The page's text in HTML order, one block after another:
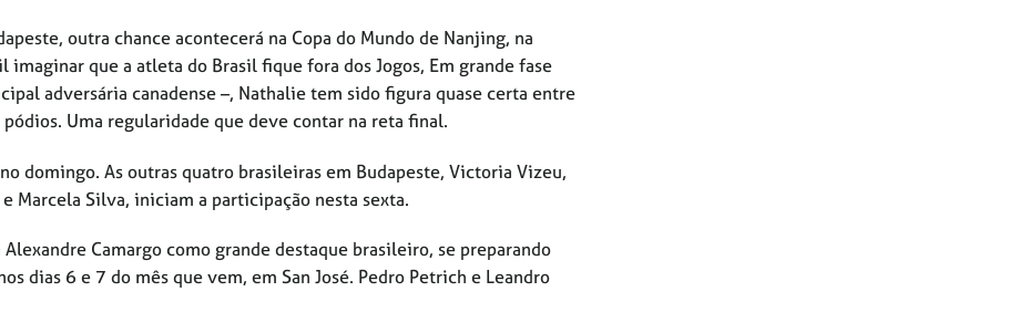
outra chance acontecerá na Copa do Mundo de Nanjing, na
que a atleta do Brasil fique fora dos Jogos, Em grande fase
adversária canadense –, Nathalie tem sido figura quase certa entre
Uma regularidade que deve contar na reta final.
domingo. As outras quatro brasileiras em Budapeste, Victoria Vizeu,
Marcela Silva, iniciam a participação nesta sexta.
Camargo como grande destaque brasileiro, se preparando
dias 6 e 7 do mês que vem, em San José. Pedro Petrich e Leandro